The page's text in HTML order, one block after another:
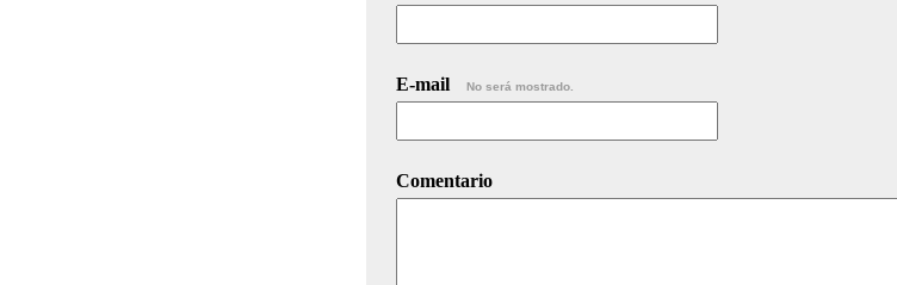
E-mail No será mostrado.
Comentario